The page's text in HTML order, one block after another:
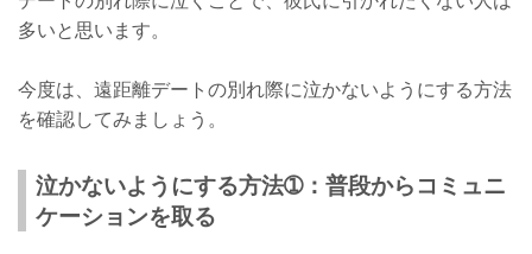
多いと思います。
今度は、遠距離デートの別れ際に泣かないようにする方法
を確認してみましょう。
泣かないようにする方法➀：普段からコミュニ
ケーションを取る